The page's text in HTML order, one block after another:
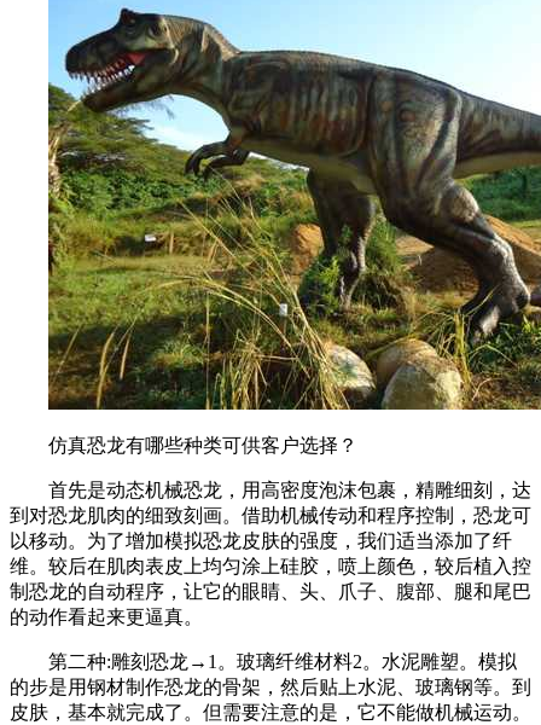
仿真恐龙有哪些种类可供客户选择？
首先是动态机械恐龙，用高密度泡沫包裹，精雕细刻，达
到对恐龙肌肉的细致刻画。借助机械传动和程序控制，恐龙可
以移动。为了增加模拟恐龙皮肤的强度，我们适当添加了纤
维。较后在肌肉表皮上均匀涂上硅胶，喷上颜色，较后植入控
制恐龙的自动程序，让它的眼睛、头、爪子、腹部、腿和尾巴
的动作看起来更逼真。
第二种:雕刻恐龙→1。玻璃纤维材料2。水泥雕塑。模拟
的步是用钢材制作恐龙的骨架，然后贴上水泥、玻璃钢等。到
皮肤，基本就完成了。但需要注意的是，它不能做机械运动。